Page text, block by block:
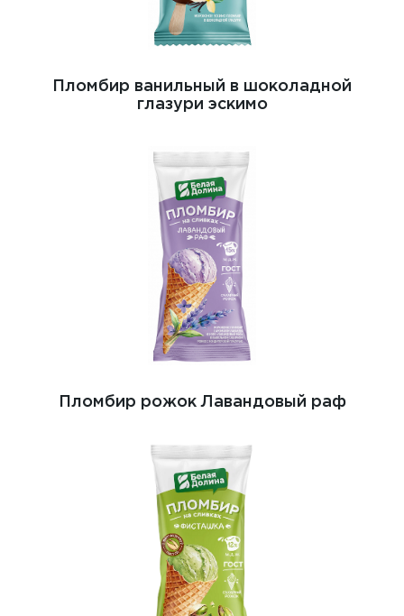
Пломбир ванильный в шоколадной
глазури эскимо
Пломбир рожок Лавандовый раф